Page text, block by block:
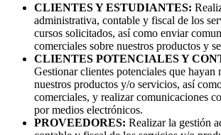
CLIENTES Y ESTUDIANTES:
administrativa, contable y fiscal de los
cursos solicitados, así como enviar
comerciales sobre nuestros productos y
CLIENTES POTENCIALES Y
Gestionar clientes potenciales que hayan
nuestros productos y/o servicios, así
comerciales, y realizar comunicaciones
por medios electrónicos.
PROVEEDORES: Realizar la gestión